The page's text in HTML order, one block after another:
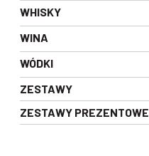
WHISKY
WINA
WÓDKI
ZESTAWY
ZESTAWY PREZENTOWE